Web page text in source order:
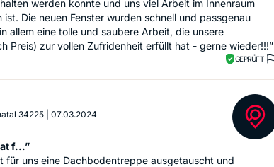
werden konnte und uns viel Arbeit im Innenraum
Die neuen Fenster wurden schnell und passgenau
allem eine tolle und saubere Arbeit, die unsere
Preis) zur vollen Zufridenheit erfüllt hat - gerne wieder!!!”
GEPRÜFT
34225 07.03.2024
f...”
für uns eine Dachbodentreppe ausgetauscht und